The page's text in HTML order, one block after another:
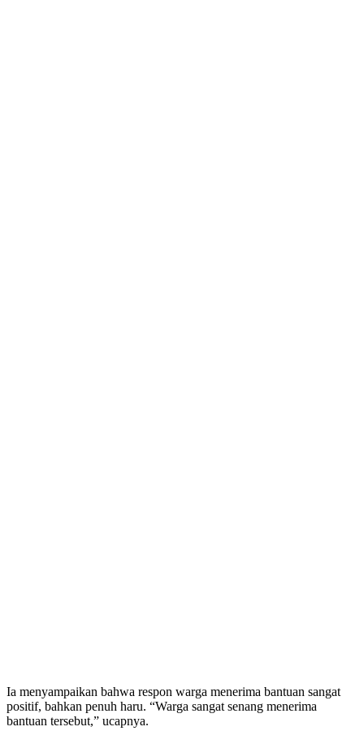
Ia menyampaikan bahwa respon warga menerima bantuan sangat
positif, bahkan penuh haru. “Warga sangat senang menerima
bantuan tersebut,” ucapnya.